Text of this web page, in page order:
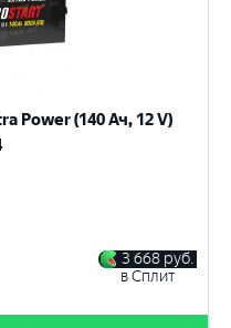
Power (140 Ач, 12 V)
3 668 руб.
в Сплит